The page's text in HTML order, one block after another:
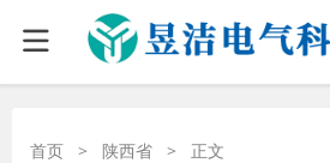
首页 > 陕西省 > 正文